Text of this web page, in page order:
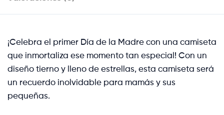
¡Celebra el primer Día de la Madre con una camiseta
que inmortaliza ese momento tan especial! Con un
diseño tierno y lleno de estrellas, esta camiseta será
un recuerdo inolvidable para mamás y sus
pequeñas.